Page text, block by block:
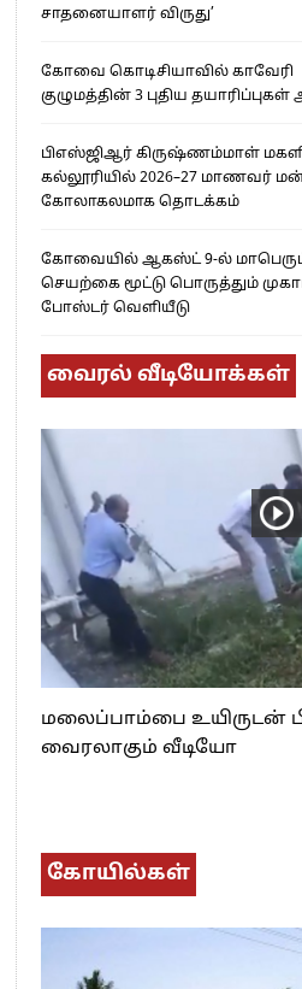
சாதனையாளர் விருது’
கோவை கொடிசியாவில் காவேரி
குழுமத்தின் 3 புதிய தயாரிப்புகள்
பிஎஸ்ஜிஆர் கிருஷ்ணம்மாள்
கல்லூரியில் 2026–27 மாணவர்
கோலாகலமாக தொடக்கம்
கோவையில் ஆகஸ்ட் 9-ல்
செயற்கை மூட்டு பொருத்தும்
போஸ்டர் வெளியீடு
வைரல் வீடியோக்கள்
மலைப்பாம்பை உயிருடன்
வைரலாகும் வீடியோ
கோயில்கள்